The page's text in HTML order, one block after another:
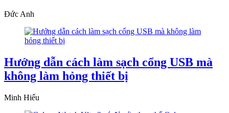
Đức Anh
Hướng dẫn cách làm sạch cổng USB mà
không làm hỏng thiết bị
Minh Hiếu